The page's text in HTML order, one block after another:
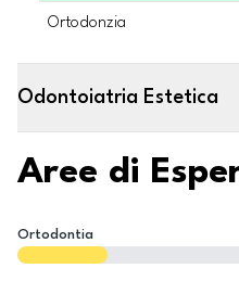
Ortodonzia
Odontoiatria Estetica
Aree di
Ortodontia